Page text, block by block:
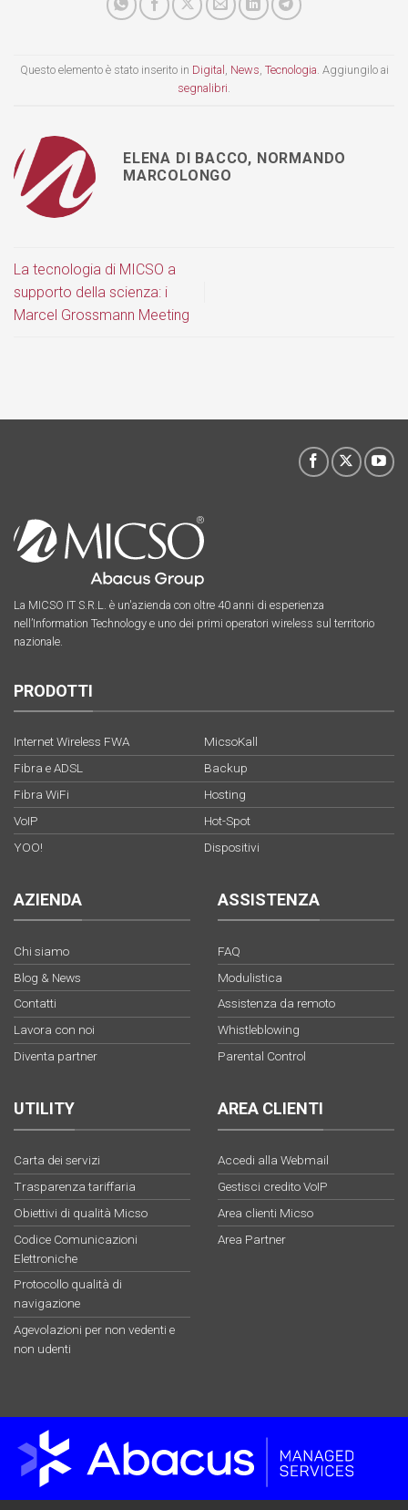
Questo elemento è stato inserito in Digital News Tecnologia . Aggiungilo ai
segnalibri
ELENA DI BACCO, NORMANDO
MARCOLONGO
La tecnologia di MICSO a
supporto della scienza: i
Marcel Grossmann Meeting
La MICSO IT S.R.L. è un'azienda con oltre 40 anni di esperienza
nell’Information Technology e uno dei primi operatori wireless sul territorio
nazionale.
PRODOTTI
Internet Wireless FWA
Fibra e ADSL
Fibra WiFi
VoIP
YOO!
MicsoKall
Backup
Hosting
Hot-Spot
Dispositivi
AZIENDA
Chi siamo
Blog & News
Contatti
Lavora con noi
Diventa partner
ASSISTENZA
FAQ
Modulistica
Assistenza da remoto
Whistleblowing
Parental Control
UTILITY
Carta dei servizi
Trasparenza tariffaria
Obiettivi di qualità Micso
Codice Comunicazioni
Elettroniche
Protocollo qualità di
navigazione
Agevolazioni per non vedenti e
non udenti
AREA CLIENTI
Accedi alla Webmail
Gestisci credito VoIP
Area clienti Micso
Area Partner